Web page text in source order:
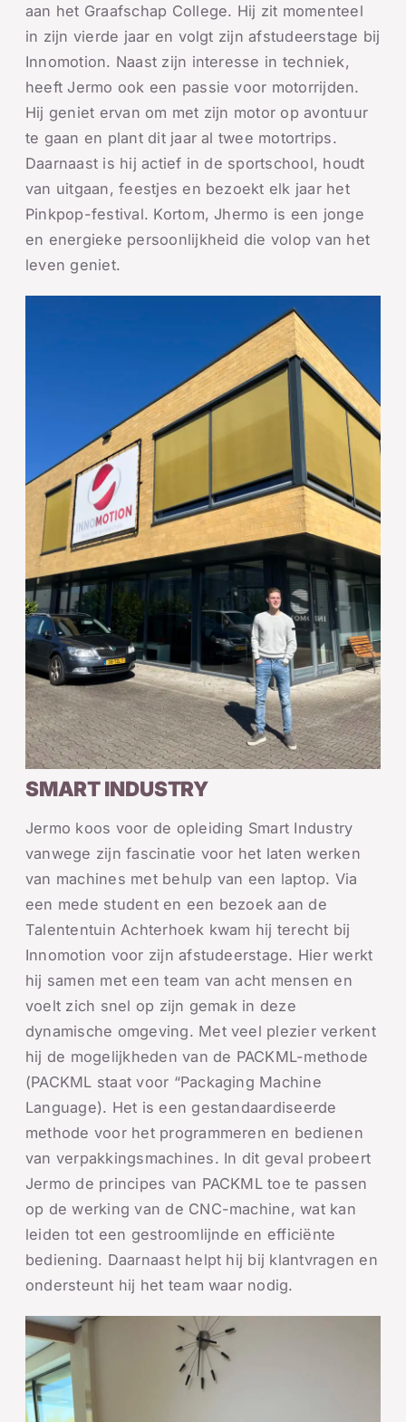
aan het Graafschap College. Hij zit momenteel
in zijn vierde jaar en volgt zijn afstudeerstage bij
Innomotion. Naast zijn interesse in techniek,
heeft Jermo ook een passie voor motorrijden.
Hij geniet ervan om met zijn motor op avontuur
te gaan en plant dit jaar al twee motortrips.
Daarnaast is hij actief in de sportschool, houdt
van uitgaan, feestjes en bezoekt elk jaar het
Pinkpop-festival. Kortom, Jhermo is een jonge
en energieke persoonlijkheid die volop van het
leven geniet.
SMART INDUSTRY
Jermo koos voor de opleiding Smart Industry
vanwege zijn fascinatie voor het laten werken
van machines met behulp van een laptop. Via
een mede student en een bezoek aan de
Talententuin Achterhoek kwam hij terecht bij
Innomotion voor zijn afstudeerstage. Hier werkt
hij samen met een team van acht mensen en
voelt zich snel op zijn gemak in deze
dynamische omgeving. Met veel plezier verkent
hij de mogelijkheden van de PACKML-methode
(PACKML staat voor “Packaging Machine
Language). Het is een gestandaardiseerde
methode voor het programmeren en bedienen
van verpakkingsmachines. In dit geval probeert
Jermo de principes van PACKML toe te passen
op de werking van de CNC-machine, wat kan
leiden tot een gestroomlijnde en efficiënte
bediening. Daarnaast helpt hij bij klantvragen en
ondersteunt hij het team waar nodig.